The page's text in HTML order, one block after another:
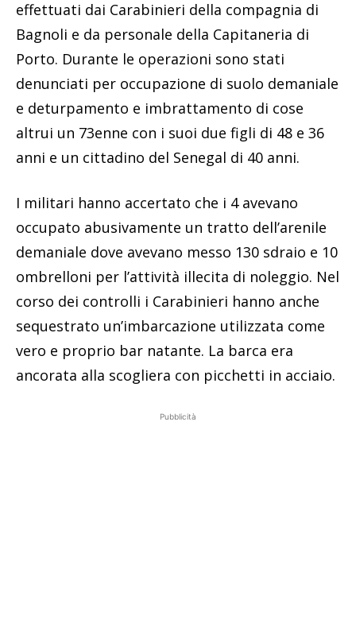
effettuati dai Carabinieri della compagnia di
Bagnoli e da personale della Capitaneria di
Porto. Durante le operazioni sono stati
denunciati per occupazione di suolo demaniale
e deturpamento e imbrattamento di cose
altrui un 73enne con i suoi due figli di 48 e 36
anni e un cittadino del Senegal di 40 anni.
I militari hanno accertato che i 4 avevano
occupato abusivamente un tratto dell’arenile
demaniale dove avevano messo 130 sdraio e 10
ombrelloni per l’attività illecita di noleggio. Nel
corso dei controlli i Carabinieri hanno anche
sequestrato un’imbarcazione utilizzata come
vero e proprio bar natante. La barca era
ancorata alla scogliera con picchetti in acciaio.
Pubblicità